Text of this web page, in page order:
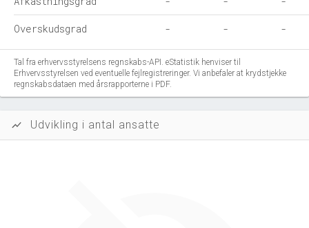
Overskudsgrad - - -
Tal fra erhvervsstyrelsens regnskabs-API. eStatistik henviser til
Erhvervsstyrelsen ved eventuelle fejlregistreringer. Vi anbefaler at krydstjekke
regnskabsdataen med årsrapporterne i PDF.
show_chart Udvikling i antal ansatte